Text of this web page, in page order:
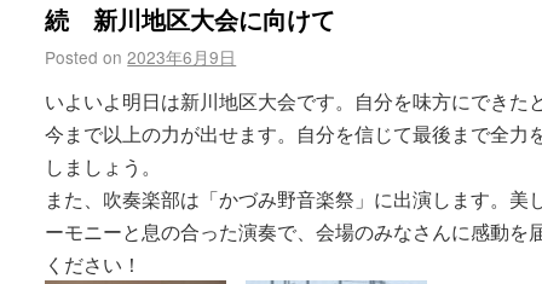
続 新川地区大会に向けて
Posted on 2023年6月9日
いよいよ明日は新川地区大会です。自分を味方にできた
今まで以上の力が出せます。自分を信じて最後まで全力
しましょう。
また、吹奏楽部は「かづみ野音楽祭」に出演します。美
ーモニーと息の合った演奏で、会場のみなさんに感動を
ください！